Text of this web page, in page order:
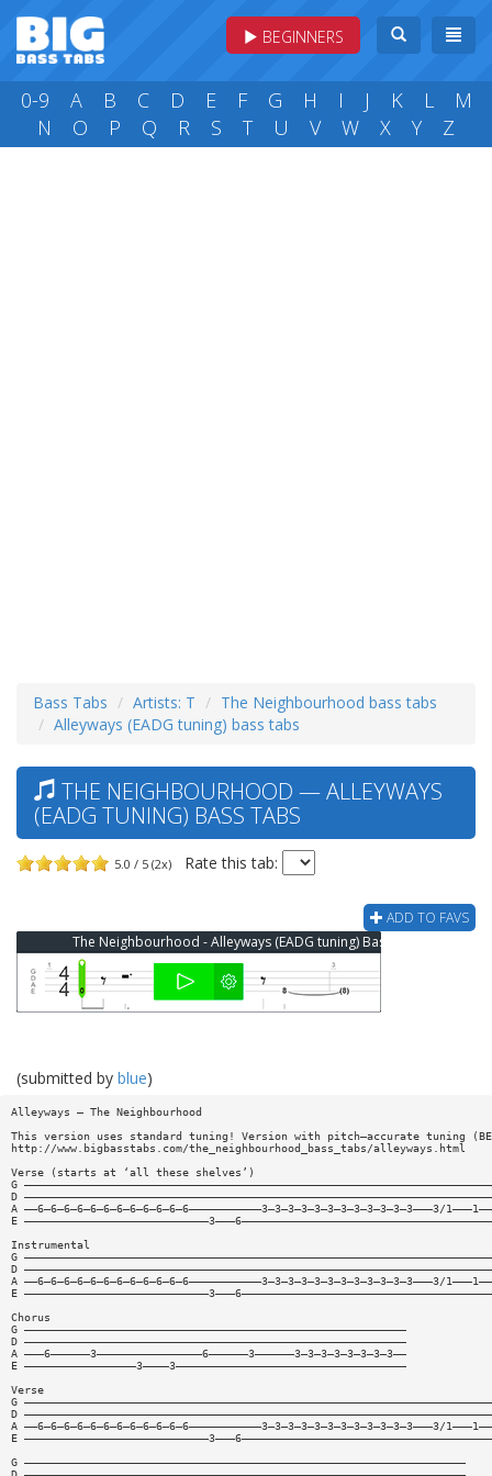
BEGINNERS
0-9 A B C D E F G H I J K L
M
N
O P Q R S T U V W X Y Z
Bass Tabs Artists: T
The Neighbourhood bass tabs
Alleyways (EADG tuning) bass tabs
THE NEIGHBOURHOOD — ALLEYWAYS
(EADG TUNING) BASS TABS
5.0 / 5 (2x) Rate this tab:
ADD TO FAVS
The Neighbourhood - Alleyways (EADG tuning) Bass Tab
(submitted by blue)
Alleyways — The Neighbourhood
This version uses standard tuning! Version with pitch—accurate tuning
http://www.bigbasstabs.com/the_neighbourhood_bass_tabs/alleyways.html
Verse (starts at ‘all these shelves’)
G
D
A ——6—6—6—6—6—6—6—6—6—6—6—6———————————3—3—3—3—3—3—3—3—3—3—3—3———3/
E
Instrumental
G
D
A ——6—6—6—6—6—6—6—6—6—6—6—6———————————3—3—3—3—3—3—3—3—3—3—3—3———3/
E
Chorus
G ——————————————————————————————————————————————————————————
D ——————————————————————————————————————————————————————————
A ———6——————3————————————————6——————3——————3—3—3—3—3—3—3—3——
E —————————————————3————3———————————————————————————————————
Verse
G
D
A ——6—6—6—6—6—6—6—6—6—6—6—6———————————3—3—3—3—3—3—3—3—3—3—3—3———3/
E
G ———————————————————————————————————————————————————————————————————